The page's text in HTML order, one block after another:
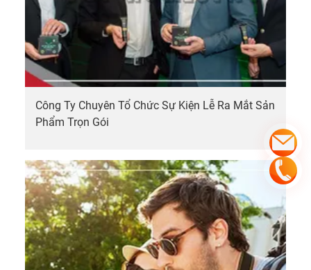
Công Ty Chuyên Tổ Chức Sự Kiện Lễ Ra Mắt Sản
Phẩm Trọn Gói